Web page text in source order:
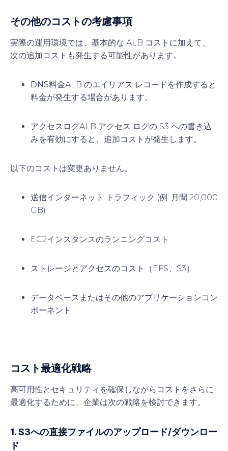
その他のコストの考慮事項
実際の運用環境では、基本的な ALB コストに加えて、
次の追加コストも発生する可能性があります。
DNS料金ALB のエイリアス レコードを作成すると
料金が発生する場合があります。
アクセスログALB アクセス ログの S3 への書き込
みを有効にすると、追加コストが発生します。
以下のコストは変更ありません。
送信インターネット トラフィック (例: 月間 20,000
GB)
EC2インスタンスのランニングコスト
ストレージとアクセスのコスト（EFS、S3）
データベースまたはその他のアプリケーションコン
ポーネント
コスト最適化戦略
高可用性とセキュリティを確保しながらコストをさらに
最適化するために、企業は次の戦略を検討できます。
1. S3への直接ファイルのアップロード/ダウンロー
ド